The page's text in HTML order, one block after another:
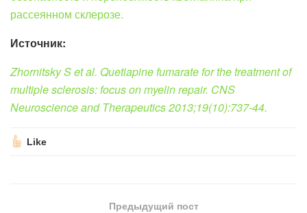
рассеянном склерозе.
Источник:
Zhornitsky S et al. Quetiapine fumarate for the treatment of
multiple sclerosis: focus on myelin repair. CNS
Neuroscience and Therapeutics 2013;19(10):737-44.
Like
Предыдущий пост